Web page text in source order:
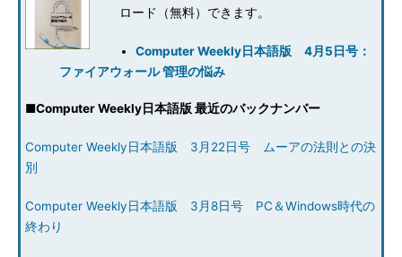
ロード（無料）できます。
Computer Weekly日本語版 4月5日号：
ファイアウォール 管理の悩み
■Computer Weekly日本語版 最近のバックナンバー
Computer Weekly日本語版 3月22日号 ムーアの法則との決
別
Computer Weekly日本語版 3月8日号 PC＆Windows時代の
終わり